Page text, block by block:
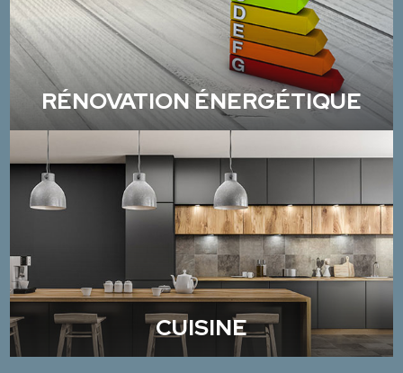
RÉNOVATION ÉNERGÉTIQUE
CUISINE